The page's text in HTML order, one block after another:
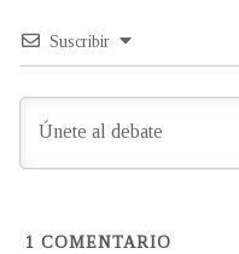
Suscribir
1 COMENTARIO